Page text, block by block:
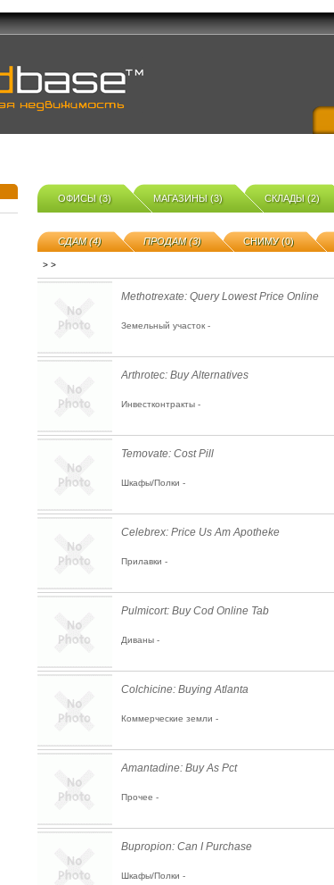
ОФИСЫ (3) МАГАЗИНЫ (3) СКЛАДЫ (2)
СДАМ (4) ПРОДАМ (3) СНИМУ (0)
> >
Methotrexate: Query Lowest Price Online
Земельный участок -
Arthrotec: Buy Alternatives
Инвестконтракты -
Temovate: Cost Pill
Шкафы/Полки -
Celebrex: Price Us Am Apotheke
Прилавки -
Pulmicort: Buy Cod Online Tab
Диваны -
Colchicine: Buying Atlanta
Коммерческие земли -
Amantadine: Buy As Pct
Прочее -
Bupropion: Can I Purchase
Шкафы/Полки -